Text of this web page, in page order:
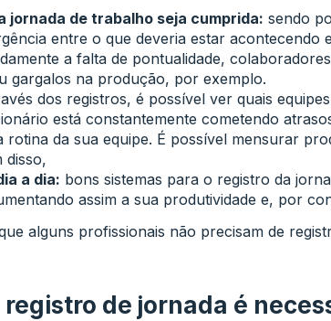
jornada de trabalho seja cumprida: sendo
entre o que deveria estar acontecendo
a falta de pontualidade,
gargalos na produção, por exemplo.
dos registros, é possível ver quais
está constantemente cometendo
rotina da sua equipe. É possível mensurar
disso,
a dia: bons sistemas para o registro da
assim a sua produtividade e, por
alguns profissionais não precisam de
registro de jornada é